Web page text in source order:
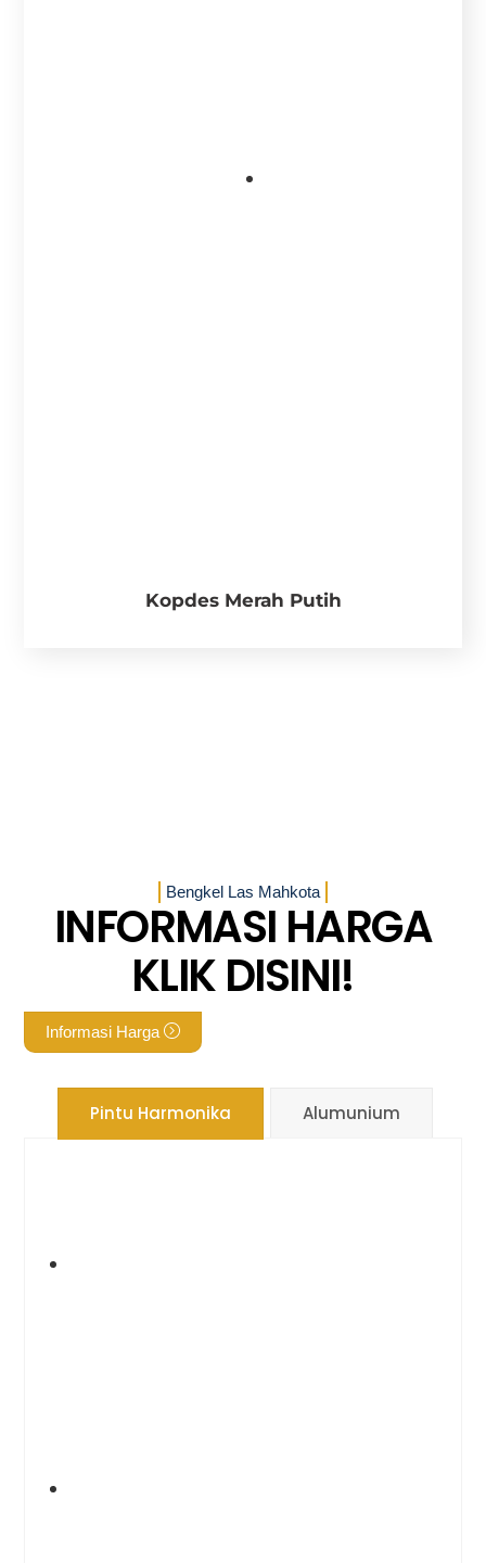
Kopdes Merah Putih
Bengkel Las Mahkota
INFORMASI HARGA
KLIK DISINI!
Informasi Harga
Pintu Harmonika Alumunium